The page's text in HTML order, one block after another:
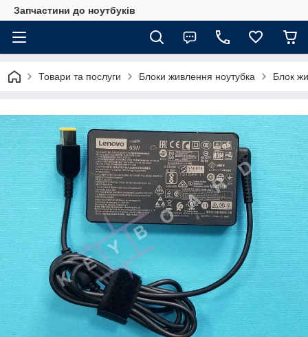
Запчастини до ноутбуків
Товари та послуги Блоки живлення ноутубка Блок